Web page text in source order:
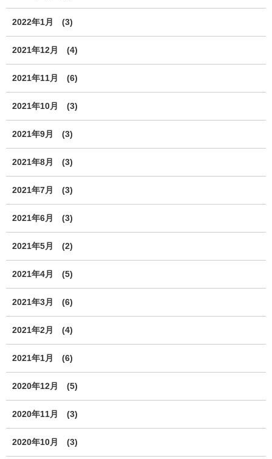
2022年1月 (3)
2021年12月 (4)
2021年11月 (6)
2021年10月 (3)
2021年9月 (3)
2021年8月 (3)
2021年7月 (3)
2021年6月 (3)
2021年5月 (2)
2021年4月 (5)
2021年3月 (6)
2021年2月 (4)
2021年1月 (6)
2020年12月 (5)
2020年11月 (3)
2020年10月 (3)